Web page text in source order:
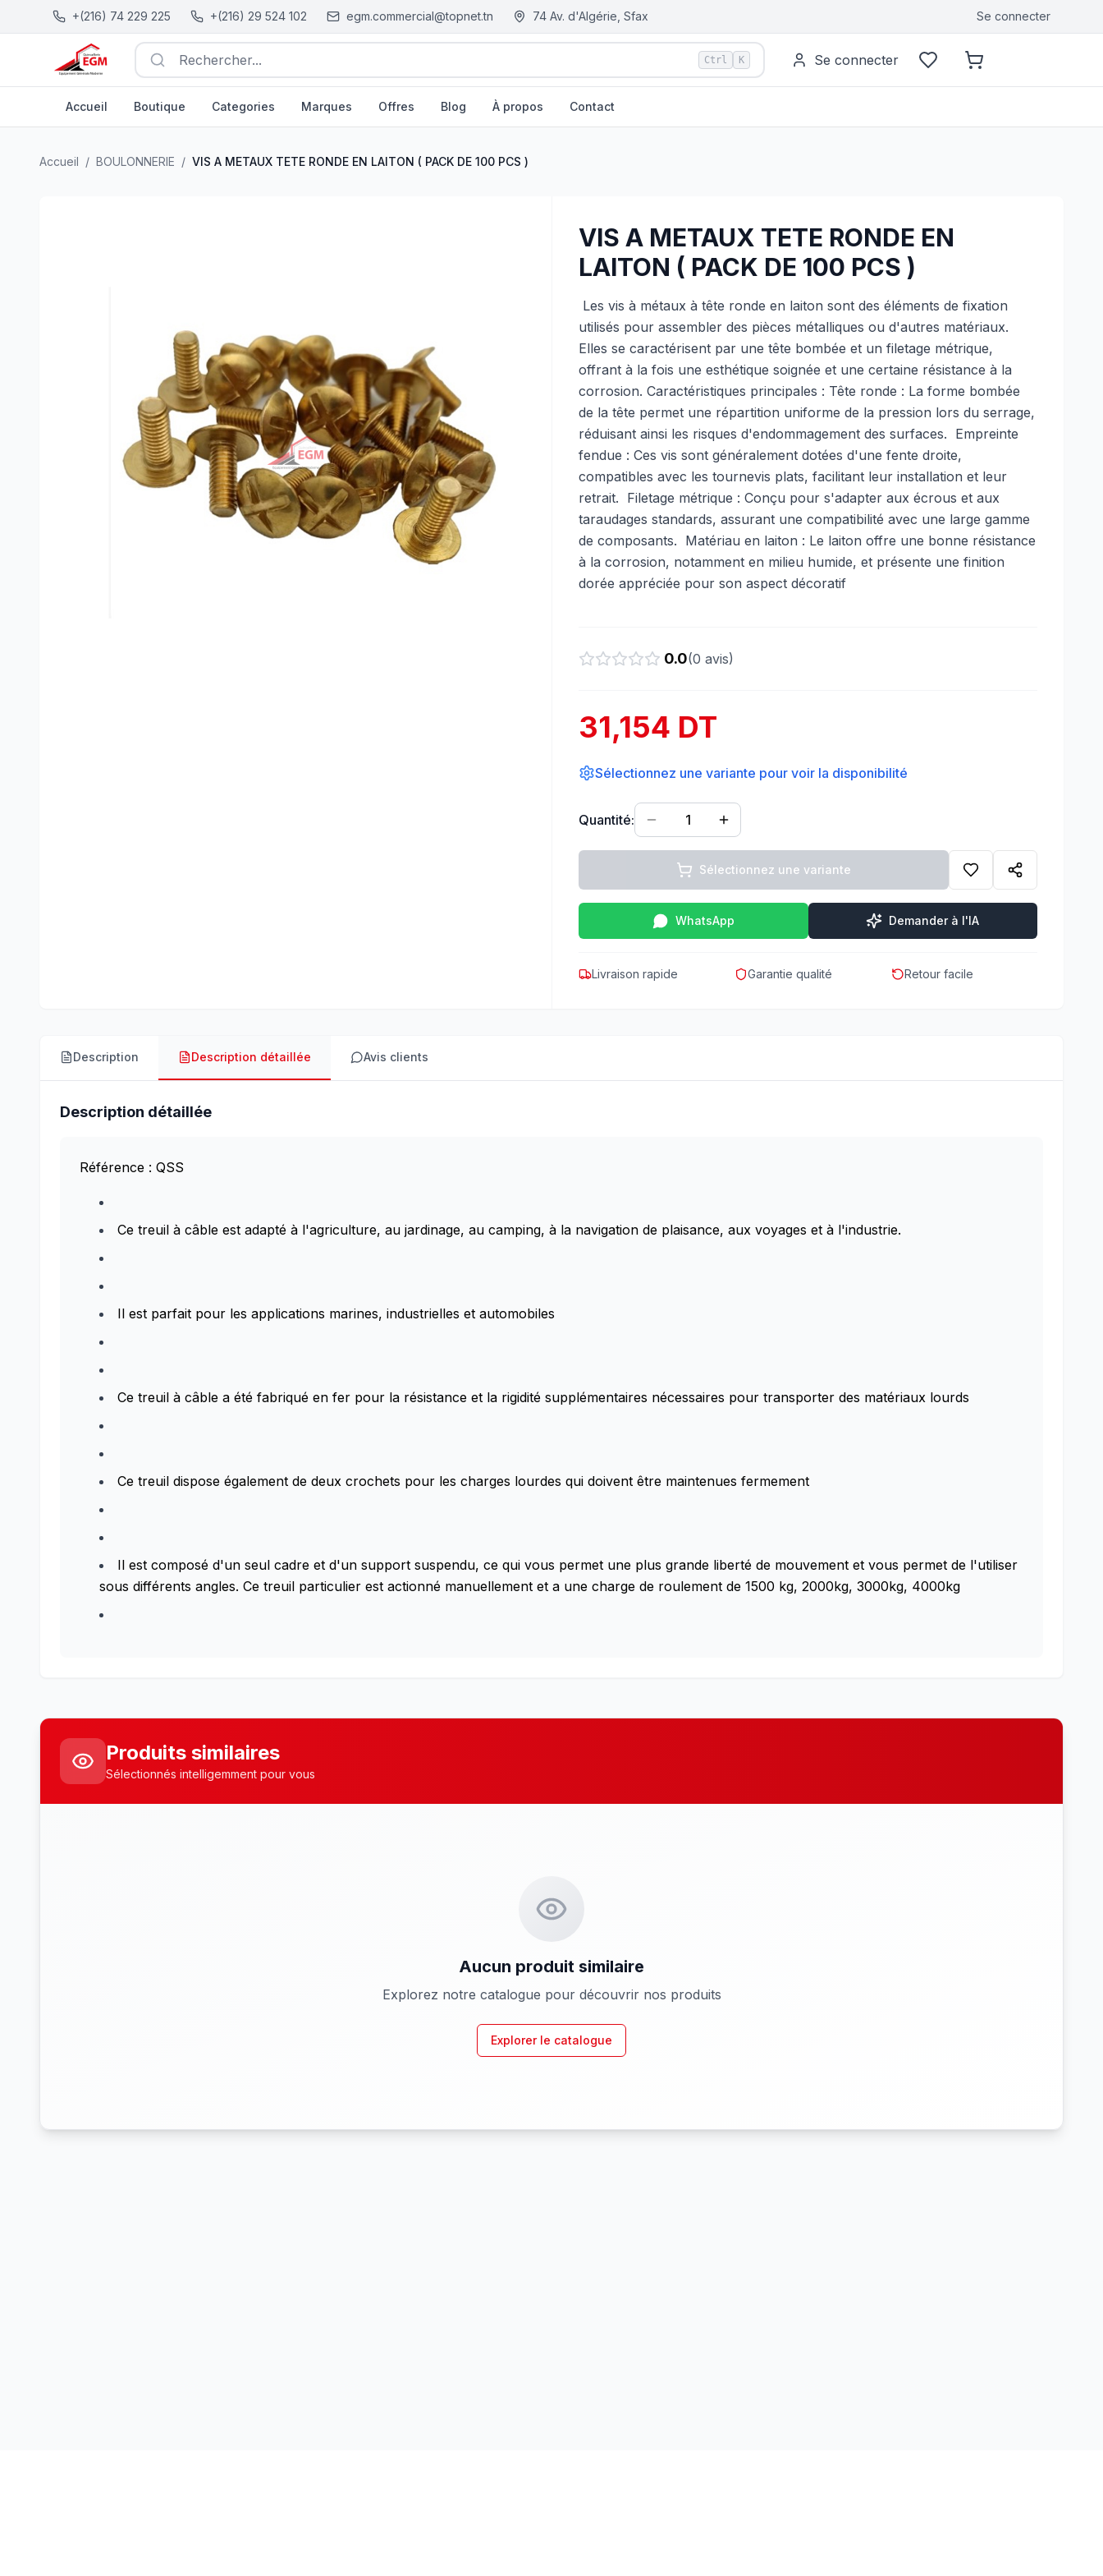
+(216) 74 229 225 +(216) 29 524 102 egm.commercial@topnet.tn 74 Av. d'Algérie, Sfax Se connecter
Rechercher... Ctrl K Se connecter
Accueil Boutique Categories Marques Offres Blog À propos Contact
Accueil / BOULONNERIE / VIS A METAUX TETE RONDE EN LAITON ( PACK DE 100 PCS )
VIS A METAUX TETE RONDE EN
LAITON ( PACK DE 100 PCS )
​ Les vis à métaux à tête ronde en laiton sont des éléments de fixation
utilisés pour assembler des pièces métalliques ou d'autres matériaux.
Elles se caractérisent par une tête bombée et un filetage métrique,
offrant à la fois une esthétique soignée et une certaine résistance à la
corrosion. Caractéristiques principales : Tête ronde : La forme bombée
de la tête permet une répartition uniforme de la pression lors du serrage,
réduisant ainsi les risques d'endommagement des surfaces. ​ Empreinte
fendue : Ces vis sont généralement dotées d'une fente droite,
compatibles avec les tournevis plats, facilitant leur installation et leur
retrait. ​ Filetage métrique : Conçu pour s'adapter aux écrous et aux
taraudages standards, assurant une compatibilité avec une large gamme
de composants. ​ Matériau en laiton : Le laiton offre une bonne résistance
à la corrosion, notamment en milieu humide, et présente une finition
dorée appréciée pour son aspect décoratif
0.0(0 avis)
31,154 DT
Sélectionnez une variante pour voir la disponibilité
Quantité: 1
Sélectionnez une variante
WhatsApp Demander à l'IA
Livraison rapide Garantie qualité Retour facile
Description Description détaillée Avis clients
Description détaillée
Référence : QSS
Ce treuil à câble est adapté à l'agriculture, au jardinage, au camping, à la navigation de plaisance, aux voyages et à l'industrie.
Il est parfait pour les applications marines, industrielles et automobiles
Ce treuil à câble a été fabriqué en fer pour la résistance et la rigidité supplémentaires nécessaires pour transporter des matériaux lourds
Ce treuil dispose également de deux crochets pour les charges lourdes qui doivent être maintenues fermement
Il est composé d'un seul cadre et d'un support suspendu, ce qui vous permet une plus grande liberté de mouvement et vous permet de l'utiliser
sous différents angles. Ce treuil particulier est actionné manuellement et a une charge de roulement de 1500 kg, 2000kg, 3000kg, 4000kg
Produits similaires
Sélectionnés intelligemment pour vous
Aucun produit similaire
Explorez notre catalogue pour découvrir nos produits
Explorer le catalogue